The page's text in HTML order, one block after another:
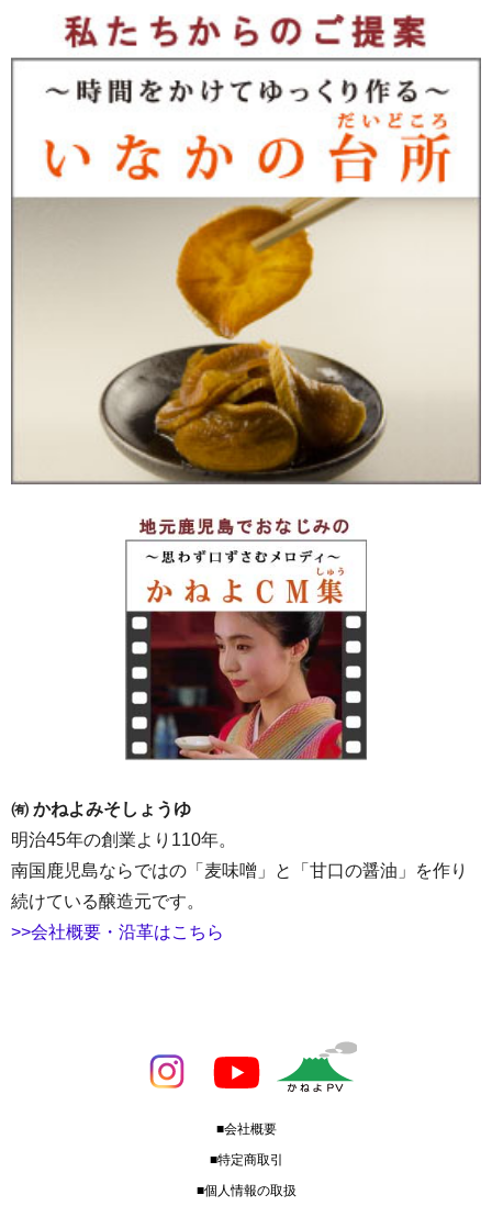
㈲ かねよみそしょうゆ
明治45年の創業より110年。
南国鹿児島ならではの「麦味噌」と「甘口の醤油」を作り
続けている醸造元です。
>>会社概要・沿革はこちら
■会社概要
■特定商取引
■個人情報の取扱